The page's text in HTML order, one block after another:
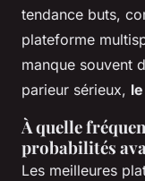
tendance buts,
plateforme
manque souvent
parieur sérieux,
À quelle
probabilités
Les meilleures